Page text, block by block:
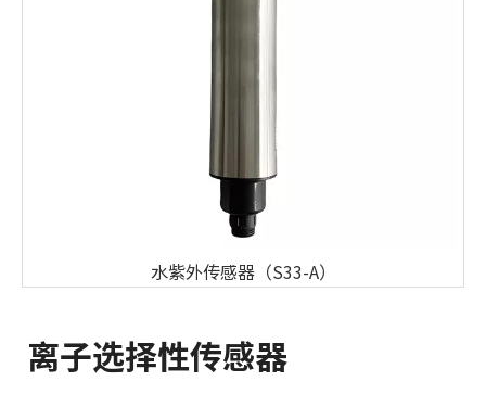
水紫外传感器（S33-A）
离子选择性传感器